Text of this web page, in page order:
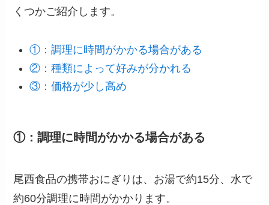
くつかご紹介します。
①：調理に時間がかかる場合がある
②：種類によって好みが分かれる
③：価格が少し高め
①：調理に時間がかかる場合がある
尾西食品の携帯おにぎりは、お湯で約15分、水で
約60分調理に時間がかかります。